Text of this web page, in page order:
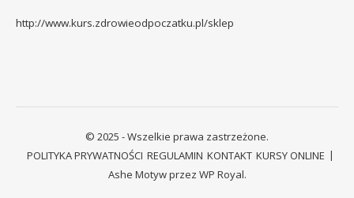
http://www.kurs.zdrowieodpoczatku.pl/sklep
© 2025 - Wszelkie prawa zastrzeżone.
POLITYKA PRYWATNOŚCI REGULAMIN KONTAKT KURSY ONLINE
Ashe Motyw przez WP Royal.